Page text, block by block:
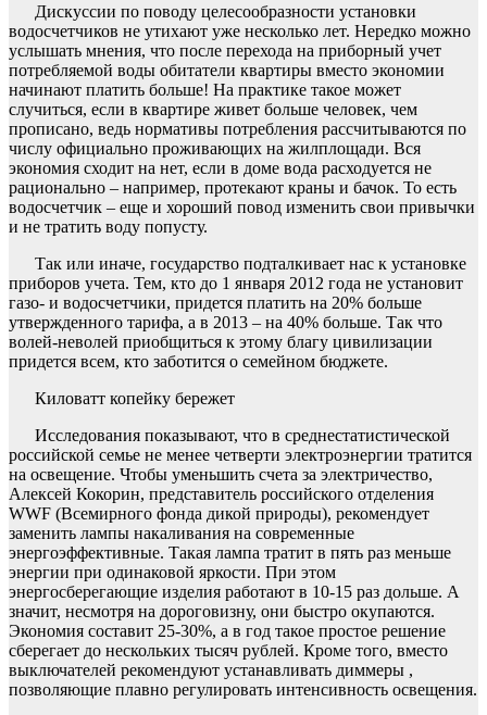
Дискуссии по поводу целесообразности установки
водосчетчиков не утихают уже несколько лет. Нередко можно
услышать мнения, что после перехода на приборный учет
потребляемой воды обитатели квартиры вместо экономии
начинают платить больше! На практике такое может
случиться, если в квартире живет больше человек, чем
прописано, ведь нормативы потребления рассчитываются по
числу официально проживающих на жилплощади. Вся
экономия сходит на нет, если в доме вода расходуется не
рационально – например, протекают краны и бачок. То есть
водосчетчик – еще и хороший повод изменить свои привычки
и не тратить воду попусту.
Так или иначе, государство подталкивает нас к установке
приборов учета. Тем, кто до 1 января 2012 года не установит
газо- и водосчетчики, придется платить на 20% больше
утвержденного тарифа, а в 2013 – на 40% больше. Так что
волей-неволей приобщиться к этому благу цивилизации
придется всем, кто заботится о семейном бюджете.
Киловатт копейку бережет
Исследования показывают, что в среднестатистической
российской семье не менее четверти электроэнергии тратится
на освещение. Чтобы уменьшить счета за электричество,
Алексей Кокорин, представитель российского отделения
WWF (Всемирного фонда дикой природы), рекомендует
заменить лампы накаливания на современные
энергоэффективные. Такая лампа тратит в пять раз меньше
энергии при одинаковой яркости. При этом
энергосберегающие изделия работают в 10-15 раз дольше. А
значит, несмотря на дороговизну, они быстро окупаются.
Экономия составит 25-30%, а в год такое простое решение
сберегает до нескольких тысяч рублей. Кроме того, вместо
выключателей рекомендуют устанавливать диммеры ,
позволяющие плавно регулировать интенсивность освещения.